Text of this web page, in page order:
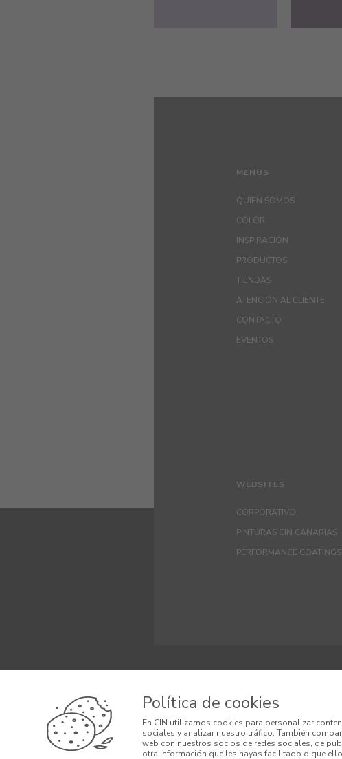
MENUS
QUIEN SOMOS
COLOR
INSPIRACIÓN
PRODUCTOS
TIENDAS
ATENCIÓN AL CLIENTE
CONTACTO
EVENTOS
WEBSITES
CORPORATIVO
PINTURAS CIN CANARIAS
PERFORMANCE COATINGS
Términos y Condiciones
Condiciones Generales
Política de cookies
En CIN utilizamos cookies para personalizar
sociales y analizar nuestro tráfico. También
web con nuestros socios de redes sociales, de
otra información que les hayas facilitado o que